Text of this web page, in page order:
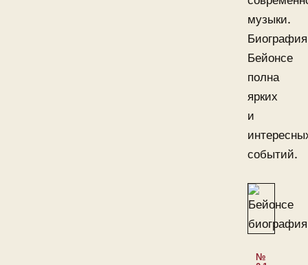
музыки.
Биография
Бейонсе
полна
ярких
и
событий.